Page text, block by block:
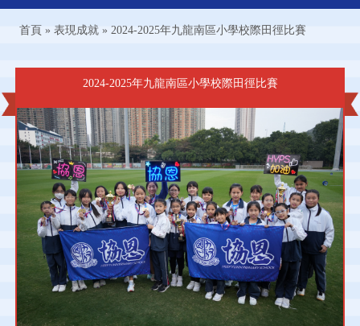
首頁 » 表現成就 » 2024-2025年九龍南區小學校際田徑比賽
2024-2025年九龍南區小學校際田徑比賽